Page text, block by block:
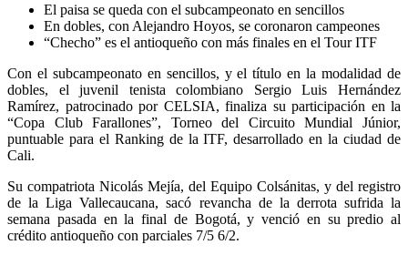
El paisa se queda con el subcampeonato en sencillos
En dobles, con Alejandro Hoyos, se coronaron campeones
“Checho” es el antioqueño con más finales en el Tour ITF
Con el subcampeonato en sencillos, y el título en la modalidad de
dobles, el juvenil tenista colombiano Sergio Luis Hernández
Ramírez, patrocinado por CELSIA, finaliza su participación en la
“Copa Club Farallones”, Torneo del Circuito Mundial Júnior,
puntuable para el Ranking de la ITF, desarrollado en la ciudad de
Cali.
Su compatriota Nicolás Mejía, del Equipo Colsánitas, y del registro
de la Liga Vallecaucana, sacó revancha de la derrota sufrida la
semana pasada en la final de Bogotá, y venció en su predio al
crédito antioqueño con parciales 7/5 6/2.